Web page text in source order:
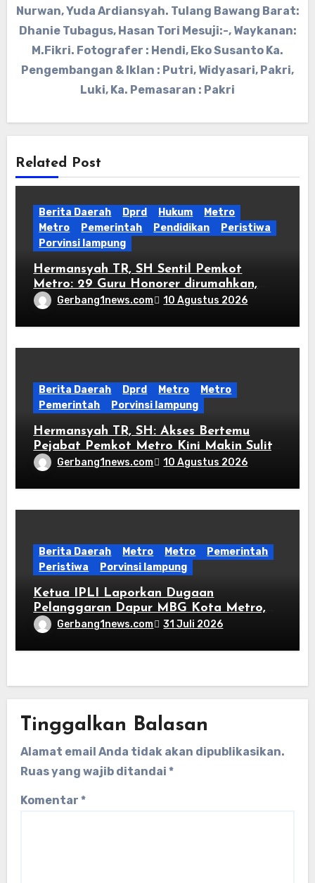
Nurwan, Yuda Ardiansyah. Tulang Bawang Barat:
Dhanie Tubagus, Hasan Tori Mesuji:-, Waykanan:
M.Fikri. Fotografer : Hendi, Eko Susanto Ka.
Pengembangan & Iklan : Putri, Widyasari, Pakri,
Luki, Ka. Pemasaran : Pakri
Related Post
Berita Daerah Dprd Hukum
Metro
Metro
Pemerintah Pendidikan
Peristiwa
Porvinsi lampung
Hermansyah TR, SH Sentil Pemkot
Metro: 29 Guru Honorer dirumahkan,
Jangan Biarkan Kebijakan Membuat
Gerbang1news.com 10 Agustus 2026
Berita Daerah Dprd Metro
Metro
Pemerintah
Porvinsi lampung
Hermansyah TR, SH: Akses Bertemu
Pejabat Pemkot Metro Kini Makin Sulit,
Kantor Pemerintah Itu Adalah Rumah
Gerbang1news.com 10 Agustus 2026
Berita Daerah Metro Metro
Pemerintah
Peristiwa
Porvinsi lampung
Ketua IPLI Laporkan Dugaan
Pelanggaran Dapur MBG Kota Metro,
Desak Satgas Bertindak Tegas
Gerbang1news.com 31 Juli 2026
Tinggalkan Balasan
Alamat email Anda tidak akan dipublikasikan.
Ruas yang wajib ditandai *
Komentar *